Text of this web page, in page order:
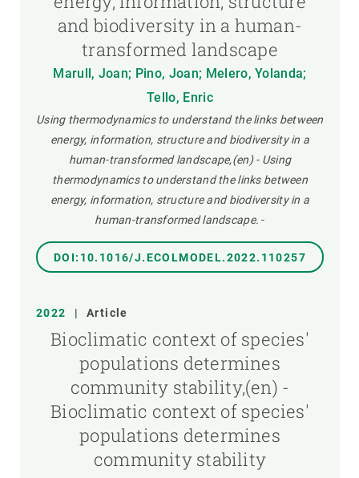
and biodiversity in a human-
transformed landscape
Marull, Joan; Pino, Joan; Melero, Yolanda;
Tello, Enric
Using thermodynamics to understand the links between
energy, information, structure and biodiversity in a
human-transformed landscape,(en) - Using
thermodynamics to understand the links between
energy, information, structure and biodiversity in a
human-transformed landscape. -
DOI:10.1016/J.ECOLMODEL.2022.110257
2022 | Article
Bioclimatic context of species'
populations determines
community stability,(en) -
Bioclimatic context of species'
populations determines
community stability